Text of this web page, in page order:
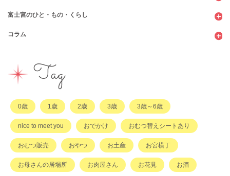
公園
遊び
習い事
スウィーツ
お弁当・お惣菜
支援センター
幼稚園・保育園・こども園
コンビニ
公共施設
富士宮のひと・もの・くらし
行政サービス
ひと
その他
コラム
子育てコラムTag
0歳 1歳 2歳 3歳 3歳～6歳
nice to meet you おでかけ おむつ替えシートあり
おむつ販売 おやつ お土産 お宮横丁
お母さんの居場所 お肉屋さん お花見 お酒